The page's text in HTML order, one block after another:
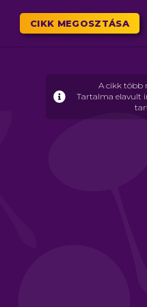
CIKK MEGOSZTÁSA
A cikk több
Tartalma elavult